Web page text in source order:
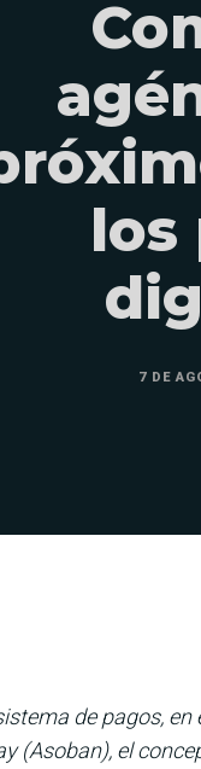
los
7 DE
de pagos, en
(Asoban), el